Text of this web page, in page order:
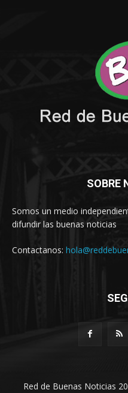
SOBRE
Somos un medio
difundir las buenas noticias
Contactanos:
Red de Buenas Noticias